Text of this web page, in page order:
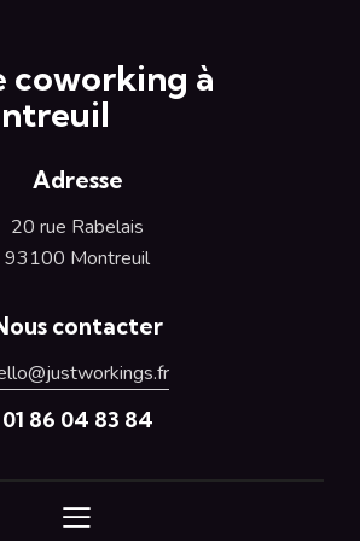
coworking à
Adresse
20 rue Rabelais
93100 Montreuil
contacter
01 86 04 83 84